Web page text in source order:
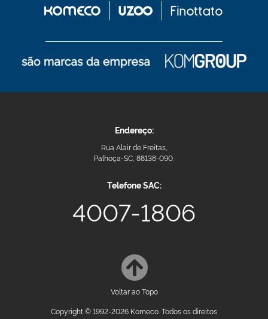
Endereço:
Rua Alair de Freitas,
Palhoça-SC, 88138-090.
Telefone SAC:
4007-1806
Voltar ao Topo
Copyright © 1992-2026 Komeco. Todos os direitos